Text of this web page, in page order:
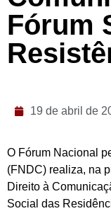
Fórum
19 de abril de
O Fórum Nacional
(FNDC) realiza, na
Direito à
Social das